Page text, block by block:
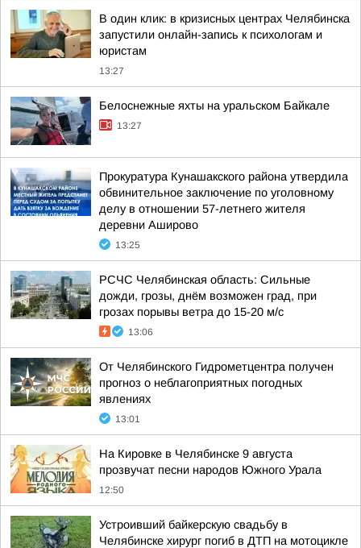
В один клик: в кризисных центрах Челябинска
запустили онлайн-запись к психологам и
юристам
13:27
Белоснежные яхты на уральском Байкале
13:27
Прокуратура Кунашакского района утвердила
обвинительное заключение по уголовному
делу в отношении 57-летнего жителя
деревни Аширово
13:25
РСЧС Челябинская область: Сильные
дожди, грозы, днём возможен град, при
грозах порывы ветра до 15-20 м/с
13:06
От Челябинского Гидрометцентра получен
прогноз о неблагоприятных погодных
явлениях
13:01
На Кировке в Челябинске 9 августа
прозвучат песни народов Южного Урала
12:50
Устроивший байкерскую свадьбу в
Челябинске хирург погиб в ДТП на мотоцикле